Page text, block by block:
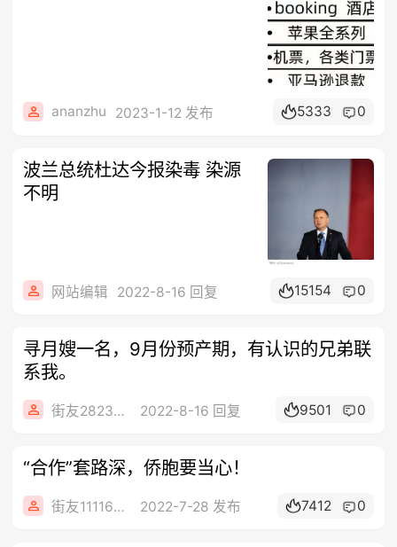
ananzhu 2023-1-12 发布 5333 0
波兰总统杜达今报染毒 染源
不明
网站编辑 2022-8-16 回复 15154 0
寻月嫂一名，9月份预产期，有认识的兄弟联
系我。
街友28232408 2022-8-16 回复 9501 0
“合作”套路深，侨胞要当心！
街友11116549 2022-7-28 发布 7412 0